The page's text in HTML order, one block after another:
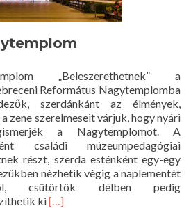
„Beleszerethetnek” a
Református Nagytemplomba
szerdánkánt az élmények,
zene szerelmeseit várjuk, hogy nyári
a Nagytemplomot. A
családi múzeumpedagógiai
részt, szerda esténként egy-egy
nézhetik végig a naplementét
csütörtök délben pedig
kiRead
[…]